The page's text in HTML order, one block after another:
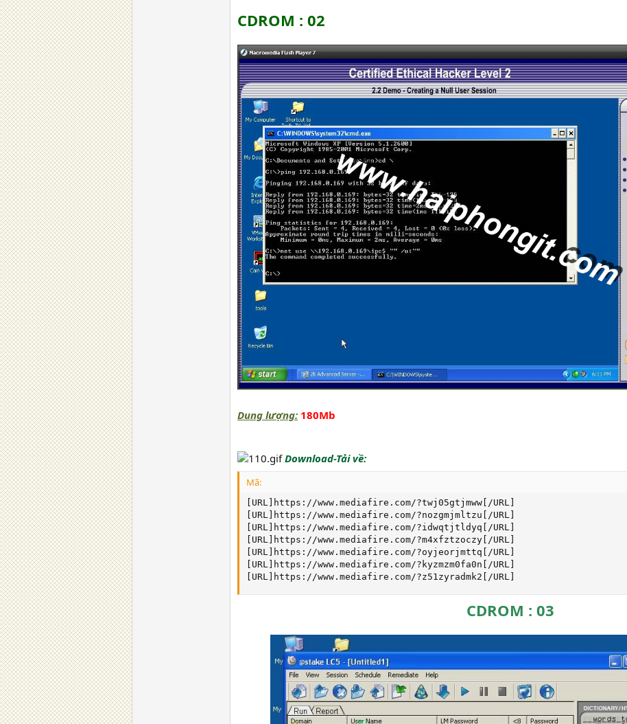
CDROM : 02
Dung lượng: 180Mb
Download-Tải về:
Mã:
[URL]https://www.mediafire.com/?twj05gtjmww[/URL]
[URL]https://www.mediafire.com/?nozgmjmltzu[/URL]
[URL]https://www.mediafire.com/?idwqtjtldyq[/URL]
[URL]https://www.mediafire.com/?m4xfztzoczy[/URL]
[URL]https://www.mediafire.com/?oyjeorjmttq[/URL]
[URL]https://www.mediafire.com/?kyzmzm0fa0n[/URL]
[URL]https://www.mediafire.com/?z51zyradmk2[/URL]
CDROM : 03